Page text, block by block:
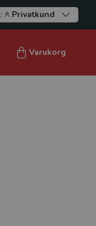
Privatkund
Varukorg